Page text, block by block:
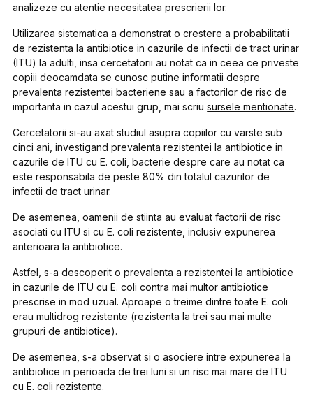
analizeze cu atentie necesitatea prescrierii lor.
Utilizarea sistematica a demonstrat o crestere a probabilitatii
de rezistenta la antibiotice in cazurile de infectii de tract urinar
(ITU) la adulti, insa cercetatorii au notat ca in ceea ce priveste
copiii deocamdata se cunosc putine informatii despre
prevalenta rezistentei bacteriene sau a factorilor de risc de
importanta in cazul acestui grup, mai scriusursele mentionate.
Cercetatorii si-au axat studiul asupra copiilor cu varste sub
cinci ani, investigand prevalenta rezistentei la antibiotice in
cazurile de ITU cu E. coli, bacterie despre care au notat ca
este responsabila de peste 80% din totalul cazurilor de
infectii de tract urinar.
De asemenea, oamenii de stiinta au evaluat factorii de risc
asociati cu ITU si cu E. coli rezistente, inclusiv expunerea
anterioara la antibiotice.
Astfel, s-a descoperit o prevalenta a rezistentei la antibiotice
in cazurile de ITU cu E. coli contra mai multor antibiotice
prescrise in mod uzual. Aproape o treime dintre toate E. coli
erau multidrog rezistente (rezistenta la trei sau mai multe
grupuri de antibiotice).
De asemenea, s-a observat si o asociere intre expunerea la
antibiotice in perioada de trei luni si un risc mai mare de ITU
cu E. coli rezistente.